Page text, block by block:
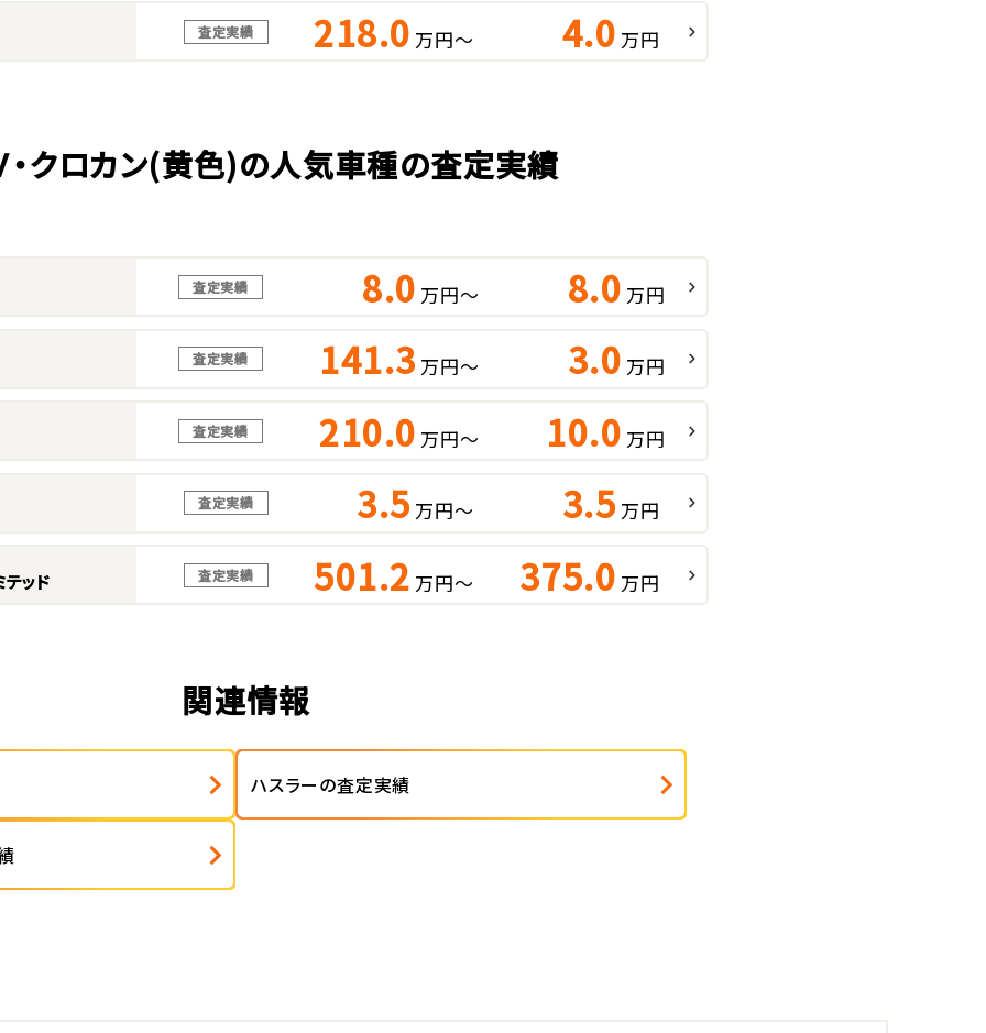
査定実績 218.0 万円～ 4.0 万円
・クロカン(黄色)の人気車種の査定実績
査定実績 8.0 万円～ 8.0 万円
査定実績 141.3 万円～ 3.0 万円
査定実績 210.0 万円～ 10.0 万円
査定実績 3.5 万円～ 3.5 万円
ッド 査定実績 501.2 万円～ 375.0 万円
関連情報
ハスラーの査定実績